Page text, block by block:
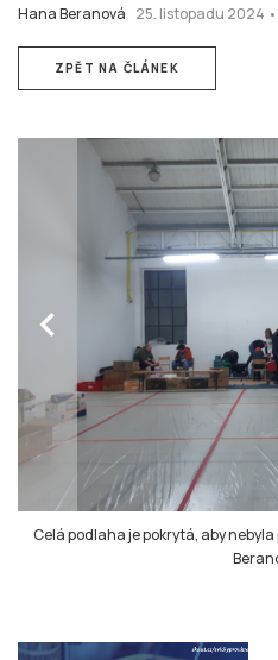
PŘIHLÁSIT SE
Zapomněli jste heslo?
Hana Beranová 25. listopadu 2024 •
ZPĚT NA ČLÁNEK
chevron_left
Celá podlaha je pokrytá, aby